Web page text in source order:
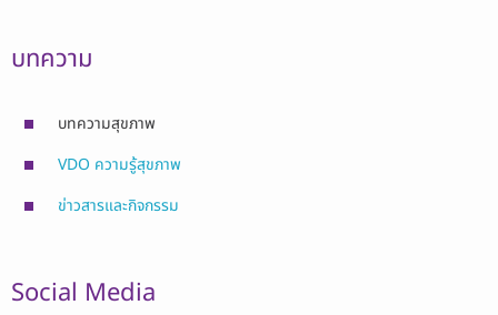
บทความ
บทความสุขภาพ
VDO ความรู้สุขภาพ
ข่าวสารและกิจกรรม
Social Media